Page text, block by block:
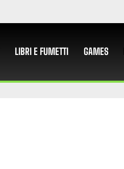
LIBRI E FUMETTI GAMES